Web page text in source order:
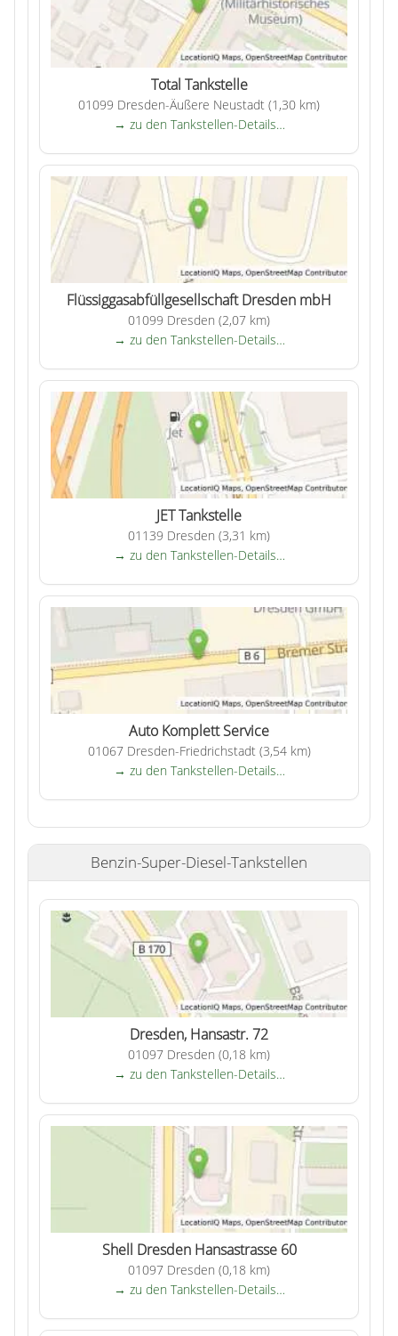
Total Tankstelle
01099 Dresden-Äußere Neustadt (1,30 km)
→ zu den Tankstellen-Details…
Flüssiggasabfüllgesellschaft Dresden mbH
01099 Dresden (2,07 km)
→ zu den Tankstellen-Details…
JET Tankstelle
01139 Dresden (3,31 km)
→ zu den Tankstellen-Details…
Auto Komplett Service
01067 Dresden-Friedrichstadt (3,54 km)
→ zu den Tankstellen-Details…
Benzin-Super-Diesel-Tankstellen
Dresden, Hansastr. 72
01097 Dresden (0,18 km)
→ zu den Tankstellen-Details…
Shell Dresden Hansastrasse 60
01097 Dresden (0,18 km)
→ zu den Tankstellen-Details…